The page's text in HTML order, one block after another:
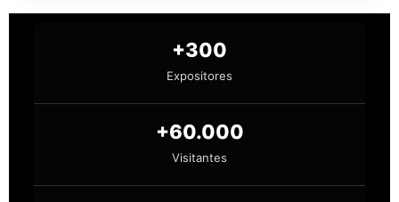
+300
Expositores
+60.000
Visitantes